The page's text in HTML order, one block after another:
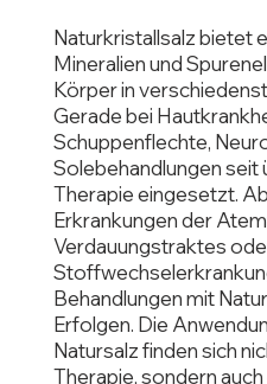
Naturkristallsalz bietet
Mineralien und
Körper in
Gerade bei
Schuppenflechte,
Solebehandlungen seit
Therapie eingesetzt.
Erkrankungen der
Verdauungstraktes
Behandlungen mit
Erfolgen. Die
Natursalz finden sich
Therapie, sondern